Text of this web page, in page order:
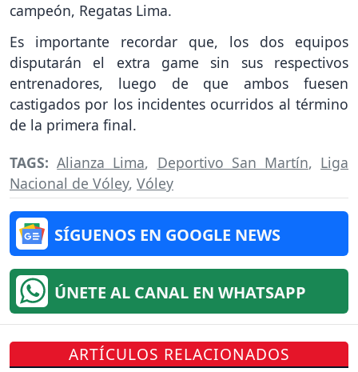
campeón, Regatas Lima.
Es importante recordar que, los dos equipos
disputarán el extra game sin sus respectivos
entrenadores, luego de que ambos fuesen
castigados por los incidentes ocurridos al término
de la primera final.
TAGS:Alianza Lima, Deportivo San Martín, Liga
Nacional de Vóley, Vóley
SÍGUENOS EN GOOGLE NEWS
ÚNETE AL CANAL EN WHATSAPP
ARTÍCULOS RELACIONADOS